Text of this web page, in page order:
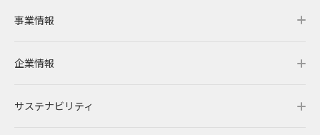
事業情報
事業情報トップ
事業概要
企業情報
企業情報トップ
サステナビリティ